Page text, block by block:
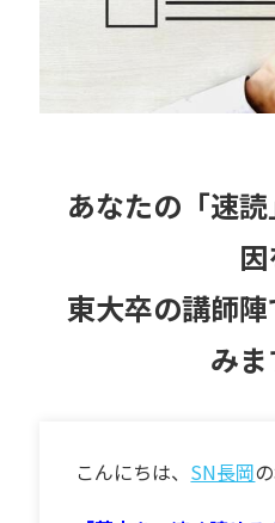
あなたの「速
東大卒の講師
みま
こんにちは、 SN長岡